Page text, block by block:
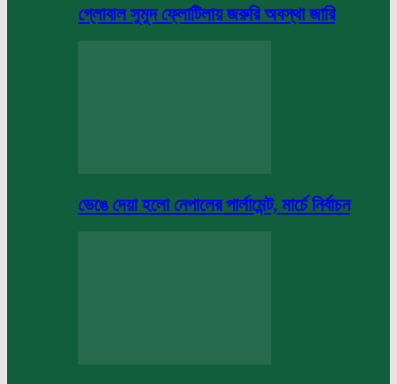
গ্লোবাল সুমুদ ফ্লোটিলায় জরুরি অবস্থা জারি
ভেঙে দেয়া হলো নেপালের পার্লামেন্ট, মার্চে নির্বাচন